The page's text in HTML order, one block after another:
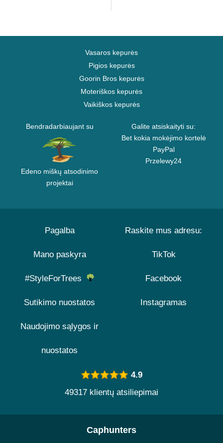
Vasaros kepurės
Pigios kepurės
Goorin Bros kepurės
Moteriškos kepurės
Vaikiškos kepurės
Bendradarbiaujant su
Edeno miškų atsodinimo
projektai
Galite atsiskaityti su:
Bet kokia mokėjimo kortelė
PayPal
Przelewy24
Pagalba
Mano paskyra
#StyleForTrees
Sutikimo nuostatos
Naudojimo sąlygos ir
nuostatos
Raskite mus adresu:
TikTok
Facebook
Instagramas
4.9
49317 klientų atsiliepimai
Caphunters